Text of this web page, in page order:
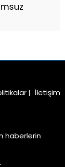
| İletişim
haberlerin